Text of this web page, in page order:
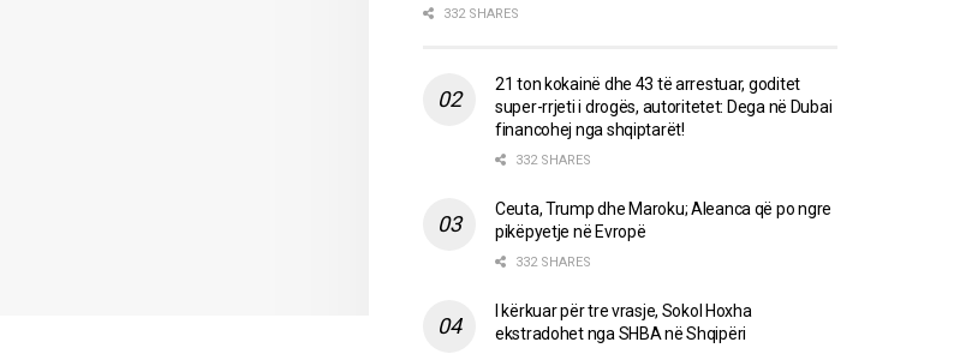
332 SHARES
21 ton kokainë dhe 43 të arrestuar, goditet
super-rrjeti i drogës, autoritetet: Dega në Dubai
financohej nga shqiptarët!
332 SHARES
Ceuta, Trump dhe Maroku; Aleanca që po ngre
pikëpyetje në Evropë
332 SHARES
I kërkuar për tre vrasje, Sokol Hoxha
ekstradohet nga SHBA në Shqipëri